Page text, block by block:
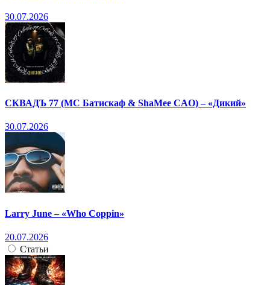
30.07.2026
СКВАДЪ 77 (МС Батискаф & ShaMee CAO) – «Дикий»
30.07.2026
Larry June – «Who Coppin»
20.07.2026
Статьи